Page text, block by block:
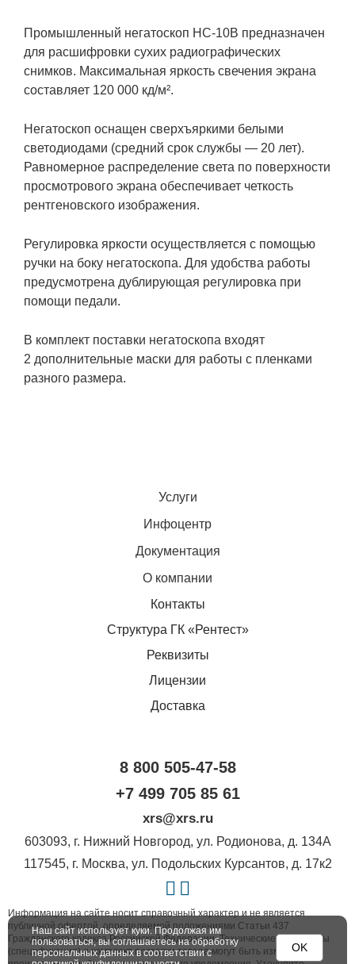
Промышленный негатоскоп НС-10В предназначен
для расшифровки сухих радиографических
снимков. Максимальная яркость свечения экрана
составляет 120 000 кд/м².
Негатоскоп оснащен сверхъяркими белыми
светодиодами (средний срок службы — 20 лет).
Равномерное распределение света по поверхности
просмотрового экрана обеспечивает четкость
рентгеновского изображения.
Регулировка яркости осуществляется с помощью
ручки на боку негатоскопа. Для удобства работы
предусмотрена дублирующая регулировка при
помощи педали.
В комплект поставки негатоскопа входят
2 дополнительные маски для работы с пленками
разного размера.
Услуги
Инфоцентр
Документация
О компании
Контакты
Структура ГК «Рентест»
Реквизиты
Лицензии
Доставка
8 800 505-47-58
+7 499 705 85 61
xrs@xrs.ru
603093, г. Нижний Новгород, ул. Родионова, д. 134А
117545, г. Москва, ул. Подольских Курсантов, д. 17к2
Информация на сайте носит справочный характер и не является
публичной офертой, определяемой положениями Статьи 437
Гражданского кодекса Российской Федерации. Технические параметры
(спецификация) и комплект поставки товара могут быть изменены
Наш сайт использует куки. Продолжая им
пользоваться, вы соглашаетесь на обработку
персональных данных в соответствии с
OK